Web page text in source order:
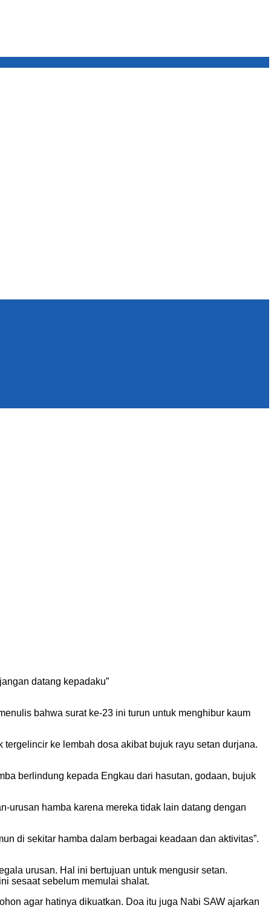
datang kepadaku”
bahwa surat ke-23 ini turun untuk menghibur kaum
ke lembah dosa akibat bujuk rayu setan durjana.
berlindung kepada Engkau dari hasutan, godaan, bujuk
urusan hamba karena mereka tidak lain datang dengan
di sekitar hamba dalam berbagai keadaan dan aktivitas”.
urusan. Hal ini bertujuan untuk mengusir setan.
sesaat sebelum memulai shalat.
agar hatinya dikuatkan. Doa itu juga Nabi SAW ajarkan